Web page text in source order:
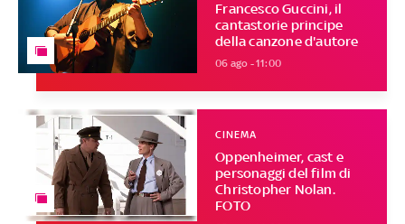
Francesco Guccini, il
cantastorie principe
della canzone d'autore
06 ago - 11:00
Oppenheimer, cast e
personaggi del film di
Christopher Nolan.
FOTO
CINEMA